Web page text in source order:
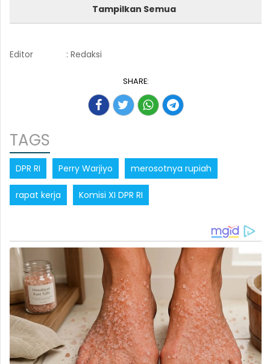
Tampilkan Semua
Editor : Redaksi
SHARE:
TAGS
DPR RI Perry Warjiyo merosotnya rupiah
rapat kerja Komisi XI DPR RI